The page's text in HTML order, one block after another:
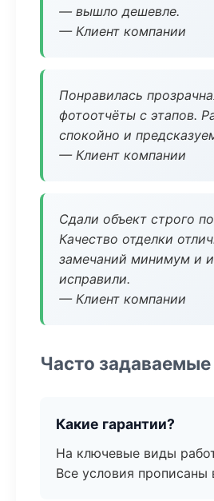
— вышло дешевле.
— Клиент компании
Понравилась
фотоотчёты с этапов.
спокойно и
— Клиент компании
Сдали объект строго
Качество отделки
замечаний минимум и
исправили.
— Клиент компании
Часто
Какие гарантии?
На ключевые виды
Все условия прописаны